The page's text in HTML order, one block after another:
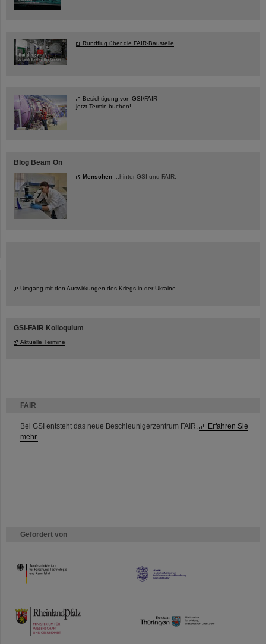
FAIR
Bei GSI entsteht das neue Beschleunigerzentrum FAIR.
Erfahren Sie
mehr.
Gefördert von
HMWK
TMWWDG
Rundflug über die FAIR-Baustelle
Besichtigung von GSI/FAIR –
jetzt Termin buchen!
Blog Beam On
Menschen ...hinter GSI und FAIR.
Umgang mit den Auswirkungen des Kriegs in der Ukraine
GSI-FAIR Kolloquium
Aktuelle Termine